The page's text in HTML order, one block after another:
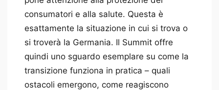
consumatori e alla salute. Questa è
esattamente la situazione in cui si trova o
si troverà la Germania. Il Summit offre
quindi uno sguardo esemplare su come la
transizione funziona in pratica – quali
ostacoli emergono, come reagiscono